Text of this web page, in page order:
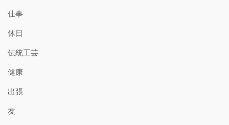
仕事
休日
伝統工芸
健康
出張
友